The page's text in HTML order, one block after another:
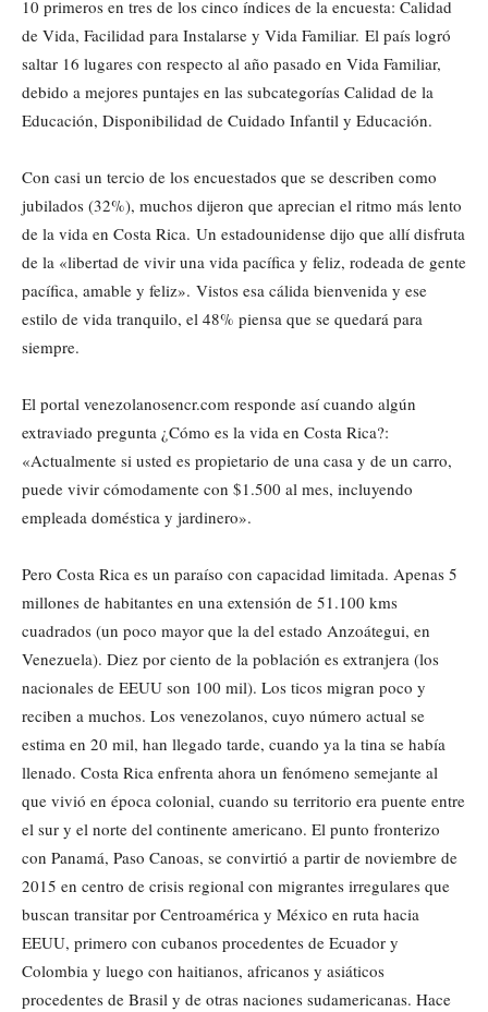
10 primeros en tres de los cinco índices de la encuesta: Calidad
de Vida, Facilidad para Instalarse y Vida Familiar. El país logró
saltar 16 lugares con respecto al año pasado en Vida Familiar,
debido a mejores puntajes en las subcategorías Calidad de la
Educación, Disponibilidad de Cuidado Infantil y Educación.
Con casi un tercio de los encuestados que se describen como
jubilados (32%), muchos dijeron que aprecian el ritmo más lento
de la vida en Costa Rica. Un estadounidense dijo que allí disfruta
de la «libertad de vivir una vida pacífica y feliz, rodeada de gente
pacífica, amable y feliz». Vistos esa cálida bienvenida y ese
estilo de vida tranquilo, el 48% piensa que se quedará para
siempre.
El portal venezolanosencr.com responde así cuando algún
extraviado pregunta ¿Cómo es la vida en Costa Rica?:
«Actualmente si usted es propietario de una casa y de un carro,
puede vivir cómodamente con $1.500 al mes, incluyendo
empleada doméstica y jardinero».
Pero Costa Rica es un paraíso con capacidad limitada. Apenas 5
millones de habitantes en una extensión de 51.100 kms
cuadrados (un poco mayor que la del estado Anzoátegui, en
Venezuela). Diez por ciento de la población es extranjera (los
nacionales de EEUU son 100 mil). Los ticos migran poco y
reciben a muchos. Los venezolanos, cuyo número actual se
estima en 20 mil, han llegado tarde, cuando ya la tina se había
llenado. Costa Rica enfrenta ahora un fenómeno semejante al
que vivió en época colonial, cuando su territorio era puente entre
el sur y el norte del continente americano. El punto fronterizo
con Panamá, Paso Canoas, se convirtió a partir de noviembre de
2015 en centro de crisis regional con migrantes irregulares que
buscan transitar por Centroamérica y México en ruta hacia
EEUU, primero con cubanos procedentes de Ecuador y
Colombia y luego con haitianos, africanos y asiáticos
procedentes de Brasil y de otras naciones sudamericanas. Hace